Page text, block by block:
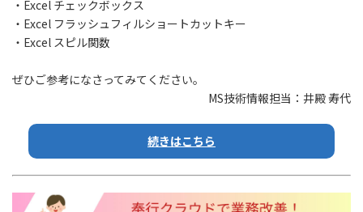
・Excel チェックボックス
・Excel フラッシュフィルショートカットキー
・Excel スピル関数
ぜひご参考になさってみてください。
MS技術情報担当：井殿 寿代
続きはこちら